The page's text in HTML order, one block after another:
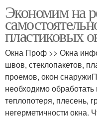
Экономим на
пластиковых
Окна Проф >> Окна
швов, стеклопакетов,
проемов, окон
необходимо
теплопотеря, плесень,
негерметичности окна.